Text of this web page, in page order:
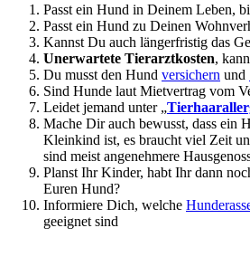
Passt ein Hund in Deinem Leben,
Passt ein Hund zu Deinen
Kannst Du auch längerfristig das
Unerwartete Tierarztkosten,
Du musst den Hund versichern und
Sind Hunde laut Mietvertrag vom
Leidet jemand unter „
Mache Dir auch bewusst, dass ein
Kleinkind ist, es braucht viel Zeit
sind meist angenehmere
Planst Ihr Kinder, habt Ihr dann
Euren Hund?
Informiere Dich, welche
geeignet sind